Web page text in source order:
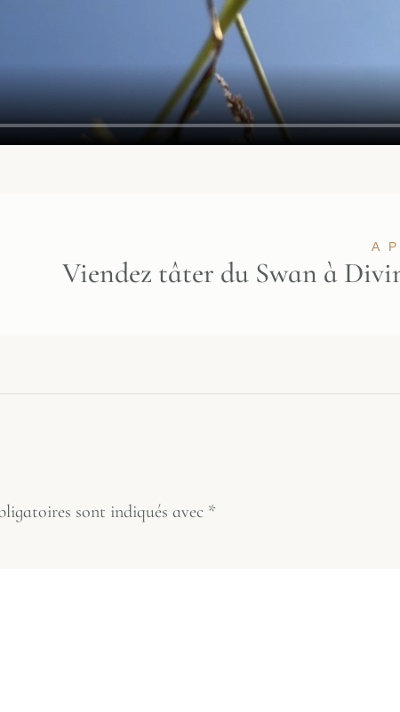
Viendez tâter du Swan à
sont indiqués avec *